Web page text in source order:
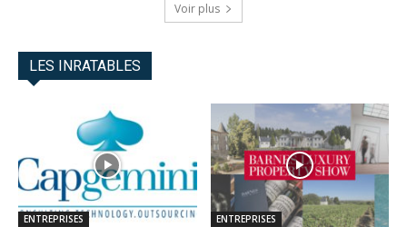
Voir plus
LES INRATABLES
ENTREPRISES ENTREPRISES